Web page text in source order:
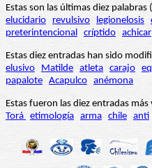
Estas son las últimas diez
elucidario
revulsivo legionelosis
preterintencional críptido achicar
Estas diez entradas han sido
elusivo
Matilde atleta carajo
papalote Acapulco anémona
Estas fueron las diez entradas más
Torá etimología arma chile anti